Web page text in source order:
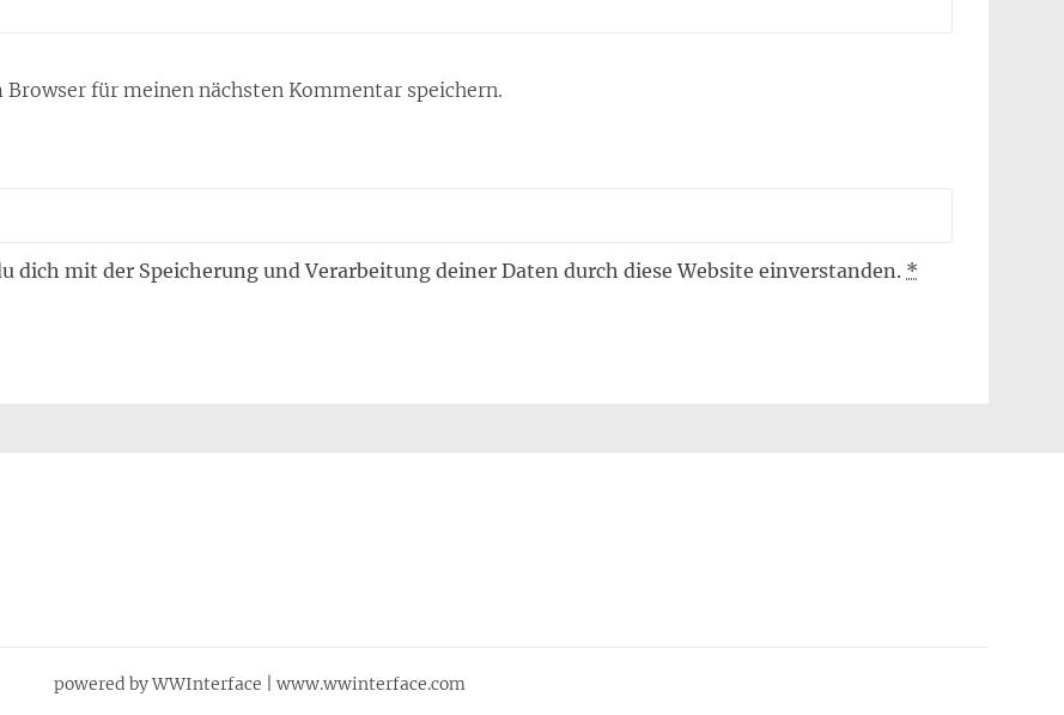
für meinen nächsten Kommentar speichern.
dich mit der Speicherung und Verarbeitung deiner Daten durch diese Website einverstanden. *
powered by WWInterface | www.wwinterface.com